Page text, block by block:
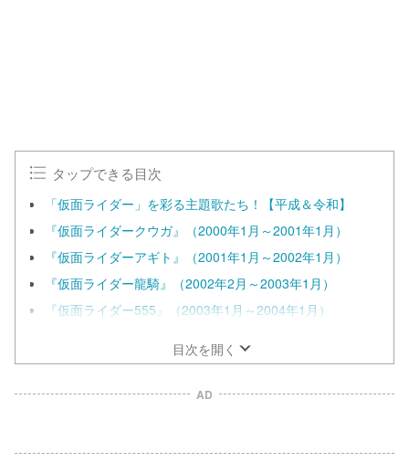
タップできる目次
「仮面ライダー」を彩る主題歌たち！【平成＆令和】
『仮面ライダークウガ』（2000年1月～2001年1月）
『仮面ライダーアギト』（2001年1月～2002年1月）
『仮面ライダー龍騎』（2002年2月～2003年1月）
『仮面ライダー555』（2003年1月～2004年1月）
目次を開く
AD